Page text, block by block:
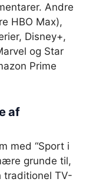
Andre
HBO Max),
Disney+,
og Star
Prime
af
med “Sport i
grunde til,
traditionel TV-